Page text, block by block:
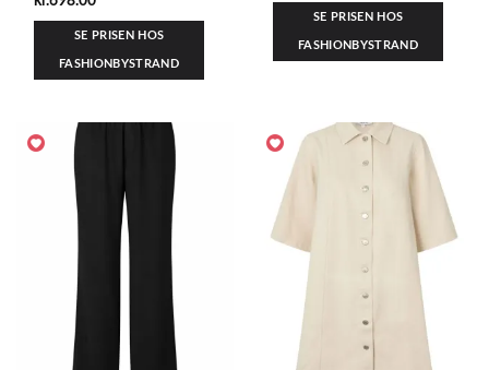
SE PRISEN HOS
FASHIONBYSTRAND
SE PRISEN HOS
FASHIONBYSTRAND